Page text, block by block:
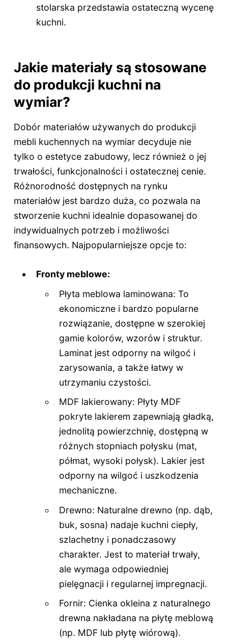
stolarska przedstawia ostateczną wycenę
kuchni.
Jakie materiały są stosowane
do produkcji kuchni na
wymiar?
Dobór materiałów używanych do produkcji
mebli kuchennych na wymiar decyduje nie
tylko o estetyce zabudowy, lecz również o jej
trwałości, funkcjonalności i ostatecznej cenie.
Różnorodność dostępnych na rynku
materiałów jest bardzo duża, co pozwala na
stworzenie kuchni idealnie dopasowanej do
indywidualnych potrzeb i możliwości
finansowych. Najpopularniejsze opcje to:
Fronty meblowe:
Płyta meblowa laminowana: To
ekonomiczne i bardzo popularne
rozwiązanie, dostępne w szerokiej
gamie kolorów, wzorów i struktur.
Laminat jest odporny na wilgoć i
zarysowania, a także łatwy w
utrzymaniu czystości.
MDF lakierowany: Płyty MDF
pokryte lakierem zapewniają gładką,
jednolitą powierzchnię, dostępną w
różnych stopniach połysku (mat,
półmat, wysoki połysk). Lakier jest
odporny na wilgoć i uszkodzenia
mechaniczne.
Drewno: Naturalne drewno (np. dąb,
buk, sosna) nadaje kuchni ciepły,
szlachetny i ponadczasowy
charakter. Jest to materiał trwały,
ale wymaga odpowiedniej
pielęgnacji i regularnej impregnacji.
Fornir: Cienka okleina z naturalnego
drewna nakładana na płytę meblową
(np. MDF lub płytę wiórową).